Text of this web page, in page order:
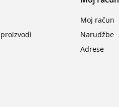
Moj račun
Narudžbe
Adrese